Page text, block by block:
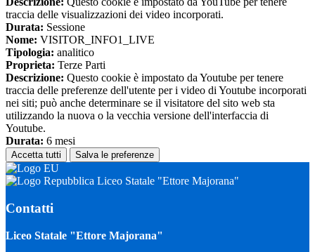
traccia delle visualizzazioni dei video incorporati.
Durata: Sessione
Nome: VISITOR_INFO1_LIVE
Tipologia: analitico
Proprieta: Terze Parti
Descrizione: Questo cookie è impostato da Youtube per tenere
traccia delle preferenze dell'utente per i video di Youtube incorporati
nei siti; può anche determinare se il visitatore del sito web sta
utilizzando la nuova o la vecchia versione dell'interfaccia di
Youtube.
Durata: 6 mesi
Accetta tutti Salva le preferenze
Liceo Statale "Ettore Majorana"
Contatti
Liceo Statale "Ettore Majorana"